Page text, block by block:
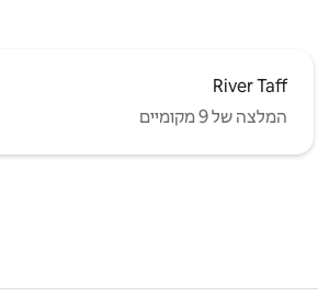
River Taff
המלצה של 9 מקומיים